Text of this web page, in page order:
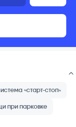
«старт-стоп»
при парковке